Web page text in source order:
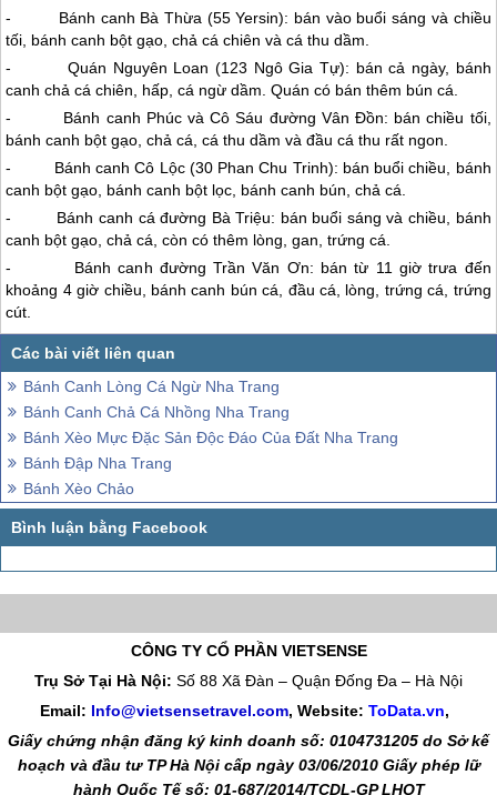
- Bánh canh Bà Thừa (55 Yersin): bán vào buổi sáng và chiều
tối, bánh canh bột gạo, chả cá chiên và cá thu dầm.
- Quán Nguyên Loan (123 Ngô Gia Tự): bán cả ngày, bánh
canh chả cá chiên, hấp, cá ngừ dầm. Quán có bán thêm bún cá.
- Bánh canh Phúc và Cô Sáu đường Vân Đồn: bán chiều tối,
bánh canh bột gạo, chả cá, cá thu dầm và đầu cá thu rất ngon.
- Bánh canh Cô Lộc (30 Phan Chu Trinh): bán buổi chiều, bánh
canh bột gạo, bánh canh bột lọc, bánh canh bún, chả cá.
- Bánh canh cá đường Bà Triệu: bán buổi sáng và chiều, bánh
canh bột gạo, chả cá, còn có thêm lòng, gan, trứng cá.
- Bánh canh đường Trần Văn Ơn: bán từ 11 giờ trưa đến
khoảng 4 giờ chiều, bánh canh bún cá, đầu cá, lòng, trứng cá, trứng
cút.
Bánh Canh Lòng Cá Ngừ Nha Trang
Bánh Canh Chả Cá Nhồng Nha Trang
Bánh Xèo Mực Đặc Sản Độc Đáo Của Đất Nha Trang
Bánh Đập Nha Trang
Bánh Xèo Chảo
CÔNG TY CỔ PHẦN VIETSENSE
Trụ Sở Tại Hà Nội: Số 88 Xã Đàn – Quận Đống Đa – Hà Nội
Email: Info@vietsensetravel.com, Website: ToData.vn,
Giấy chứng nhận đăng ký kinh doanh số: 0104731205 do Sở kế
hoạch và đầu tư TP Hà Nội cấp ngày 03/06/2010 Giấy phép lữ
hành Quốc Tế số: 01-687/2014/TCDL-GP LHQT